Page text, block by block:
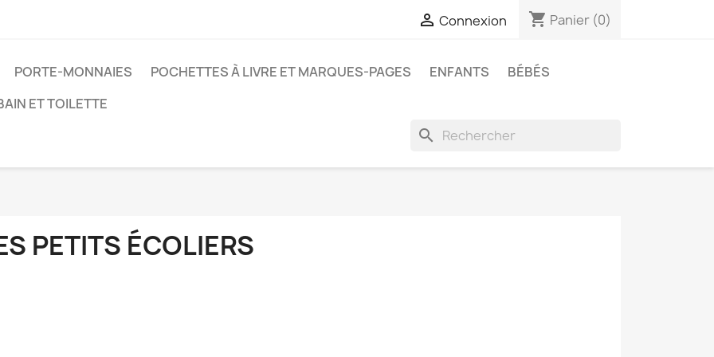
 Connexion shopping_cart Panier (0)
PORTE-MONNAIES POCHETTES À LIVRE ET MARQUES-PAGES ENFANTS
BÉBÉS
ET TOILETTE
search
PETITS ÉCOLIERS